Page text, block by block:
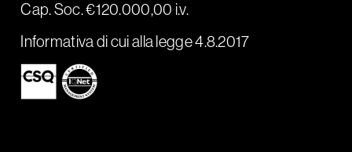
Cap. Soc. €120.000,00 i.v.
Informativa di cui alla legge 4.8.2017